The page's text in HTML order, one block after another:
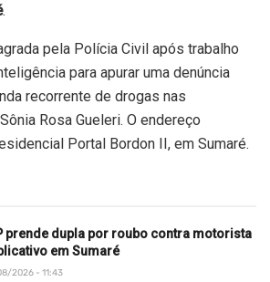
.
pela Polícia Civil após trabalho
para apurar uma denúncia
recorrente de drogas nas
Rosa Gueleri. O endereço
Portal Bordon II, em Sumaré.
prende dupla por roubo contra motorista
em Sumaré
2026 - 11:43